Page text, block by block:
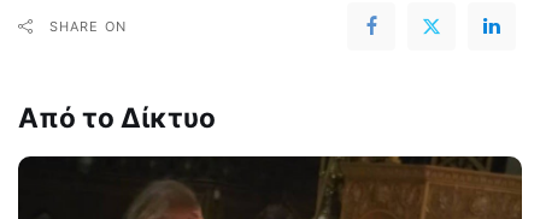
SHARE ON
Από το Δίκτυο